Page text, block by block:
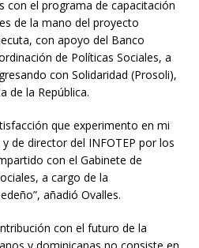
con el programa de capacitación
de la mano del proyecto
con apoyo del Banco
de Políticas Sociales, a
con Solidaridad (Prosoli),
de la República.
que experimento en mi
de director del INFOTEP por los
con el Gabinete de
a cargo de la
añadió Ovalles.
con el futuro de la